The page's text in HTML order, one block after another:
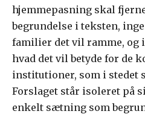
hjemmepasning skal
begrundelse i teksten,
familier det vil ramme, og
hvad det vil betyde for de
institutioner, som i stedet
Forslaget står isoleret på
enkelt sætning som